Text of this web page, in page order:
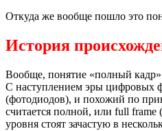
Откуда же вообще пошло это
История
Вообще, понятие «полный
С наступлением эры цифровых
(фотодиодов), и похожий по
считается полной, или full frame
уровня стоят зачастую в